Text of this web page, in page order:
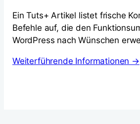
Ein Tuts+ Artikel listet frische
Befehle auf, die den
WordPress nach Wünschen
Weiterführende Informationen →